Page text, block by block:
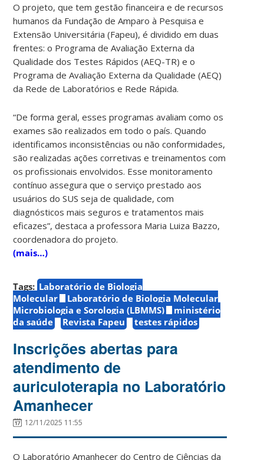
O projeto, que tem gestão financeira e de recursos
humanos da Fundação de Amparo à Pesquisa e
Extensão Universitária (Fapeu), é dividido em duas
frentes: o Programa de Avaliação Externa da
Qualidade dos Testes Rápidos (AEQ-TR) e o
Programa de Avaliação Externa da Qualidade (AEQ)
da Rede de Laboratórios e Rede Rápida.
“De forma geral, esses programas avaliam como os
exames são realizados em todo o país. Quando
identificamos inconsistências ou não conformidades,
são realizadas ações corretivas e treinamentos com
os profissionais envolvidos. Esse monitoramento
contínuo assegura que o serviço prestado aos
usuários do SUS seja de qualidade, com
diagnósticos mais seguros e tratamentos mais
eficazes”, destaca a professora Maria Luiza Bazzo,
coordenadora do projeto.
(mais…)
Tags: Laboratório de Biologia
Molecular
Laboratório de Biologia Molecular
Microbiologia e Sorologia (LBMMS)
ministério
da saúde
Revista Fapeu testes rápidos
Inscrições abertas para
atendimento de
auriculoterapia no Laboratório
Amanhecer
12/11/2025 11:55
O Laboratório Amanhecer do Centro de Ciências da